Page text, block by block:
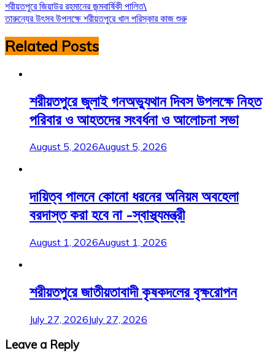
Post
navigation
শরীয়তপুরে জিয়াউর রহমানের জন্মবার্ষিকী পালিত\
তারুন্যের উৎসব উপলক্ষে শরীয়তপুরে খাল পরিস্কার কাজ শুরু
Related Posts
শরীয়তপুরে জুলাই গনঅভ্যুথান দিবস উপলক্ষে নিহত
পরিবার ও আহতদের সংবর্ধনা ও আলোচনা সভা
August 5, 2026August 5, 2026
দায়িত্ব পালনে কোনো ধরনের অনিয়ম অবহেলা
বরদাস্ত করা হবে না -স্বাস্থ্যমন্ত্রী
August 1, 2026August 1, 2026
শরীয়তপুরে জাতীয়তাবাদী কৃষকদলের বৃক্ষরোপন
July 27, 2026July 27, 2026
Leave a Reply